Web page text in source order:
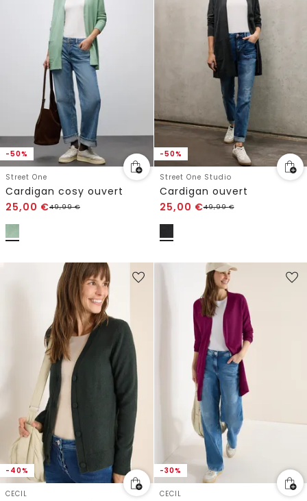
-50%
Street One
Cardigan cosy ouvert
25,00 €49,99€
-50%
Street One Studio
Cardigan ouvert
25,00 €49,99€
-40%
CECIL
-30%
CECIL